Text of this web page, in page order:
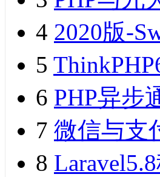
4 2020版-
5
6 PHP异步
7 微信与支
8